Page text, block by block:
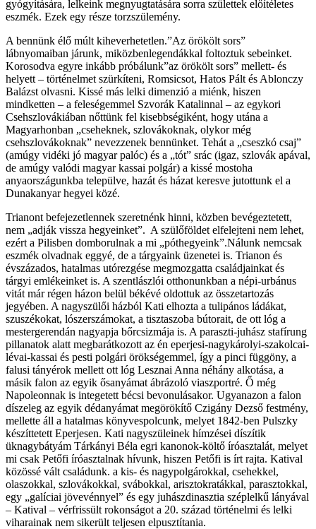
gyógyítására, lelkeink megnyugtatására sorra születtek előítéletes
eszmék. Ezek egy része torzszülemény.
A bennünk élő múlt kiheverhetetlen.”Az örökölt sors”
lábnyomaiban járunk, miközbenlegendákkal foltoztuk sebeinket.
Korosodva egyre inkább próbálunk”az örökölt sors” mellett- és
helyett – történelmet szürkíteni, Romsicsot, Hatos Pált és Ablonczy
Balázst olvasni. Kissé más lelki dimenzió a miénk, hiszen
mindketten – a feleségemmel Szvorák Katalinnal – az egykori
Csehszlovákiában nőttünk fel kisebbségiként, hogy utána a
Magyarhonban „cseheknek, szlovákoknak, olykor még
csehszlovákoknak” nevezzenek bennünket. Tehát a „cseszkó csaj”
(amúgy vidéki jó magyar palóc) és a „tót” srác (igaz, szlovák apával,
de amúgy valódi magyar kassai polgár) a kissé mostoha
anyaországunkba települve, hazát és házat keresve jutottunk el a
Dunakanyar hegyei közé.
Trianont befejezetlennek szeretnénk hinni, közben bevégeztetett,
nem „adják vissza hegyeinket”. A szülőföldet elfelejteni nem lehet,
ezért a Pilisben domborulnak a mi „póthegyeink”.Nálunk nemcsak
eszmék olvadnak eggyé, de a tárgyaink üzenetei is. Trianon és
évszázados, hatalmas utórezgése megmozgatta családjainkat és
tárgyi emlékeinket is. A szentlászlói otthonunkban a népi-urbánus
vitát már régen házon belül békévé oldottuk az összetartozás
jegyében. A nagyszülői házból Kati elhozta a tulipános ládákat,
szuszékokat, lószerszámokat, a tisztaszoba bútorait, de ott lóg a
mestergerendán nagyapja bőrcsizmája is. A paraszti-juhász stafírung
pillanatok alatt megbarátkozott az én eperjesi-nagykárolyi-szakolcai-
lévai-kassai és pesti polgári örökségemmel, így a pinci függöny, a
falusi tányérok mellett ott lóg Lesznai Anna néhány alkotása, a
másik falon az egyik ősanyámat ábrázoló viaszportré. Ő még
Napoleonnak is integetett bécsi bevonulásakor. Ugyanazon a falon
díszeleg az egyik dédanyámat megörökítő Czigány Dezső festmény,
mellette áll a hatalmas könyvespolcunk, melyet 1842-ben Pulszky
készíttetett Eperjesen. Kati nagyszüleinek hímzései díszítik
üknagybátyám Tárkányi Béla egri kanonok-költő íróasztalát, melyet
mi csak Petőfi íróasztalnak hívunk, hiszen Petőfi is írt rajta. Katival
közössé vált családunk. a kis- és nagypolgárokkal, csehekkel,
olaszokkal, szlovákokkal, svábokkal, arisztokratákkal, parasztokkal,
egy „galíciai jövevénnyel” és egy juhászdinasztia széplelkű lányával
– Katival – vérfrissült rokonságot a 20. század történelmi és lelki
viharainak nem sikerült teljesen elpusztítania.